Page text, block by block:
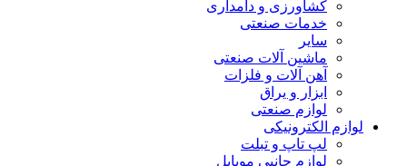
کشاورزی و دامداری
خدمات صنعتی
سایر
ماشین آلات صنعتی
آهن آلات و فلزات
ابزار و یراق
لوازم صنعتی
لوازم الکترونیکی
لپ تاپ و تبلت
لوازم جانبی موبایل